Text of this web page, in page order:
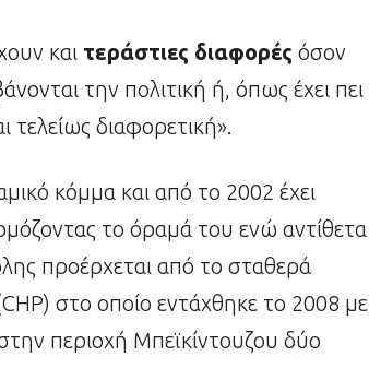
και τεράστιες διαφορές όσον
την πολιτική ή, όπως έχει πει
τελείως διαφορετική».
κόμμα και από το 2002 έχει
το όραμά του ενώ αντίθετα
προέρχεται από το σταθερά
στο οποίο εντάχθηκε το 2008 με
περιοχή Μπεϊκίντουζου δύο